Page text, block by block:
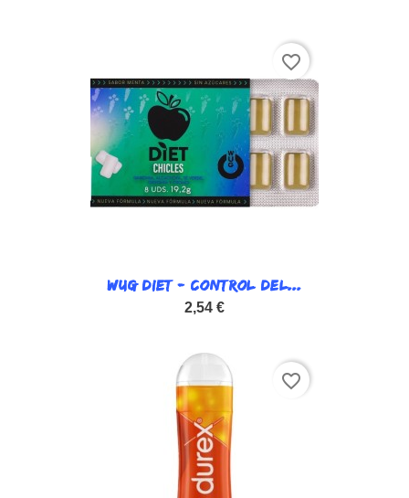
WUG DIET - CONTROL DEL...
2,54 €
favorite_border
favorite_border